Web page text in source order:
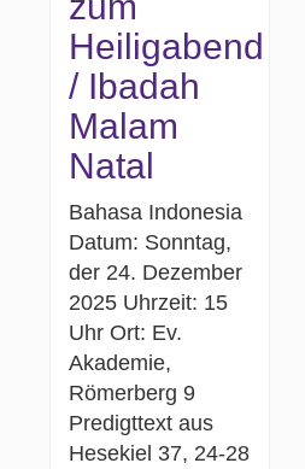
Heiligabend
/ Ibadah
Malam
Natal
Bahasa Indonesia
Datum: Sonntag,
der 24. Dezember
2025 Uhrzeit: 15
Uhr Ort: Ev.
Akademie,
Römerberg 9
Predigttext aus
Hesekiel 37, 24-28